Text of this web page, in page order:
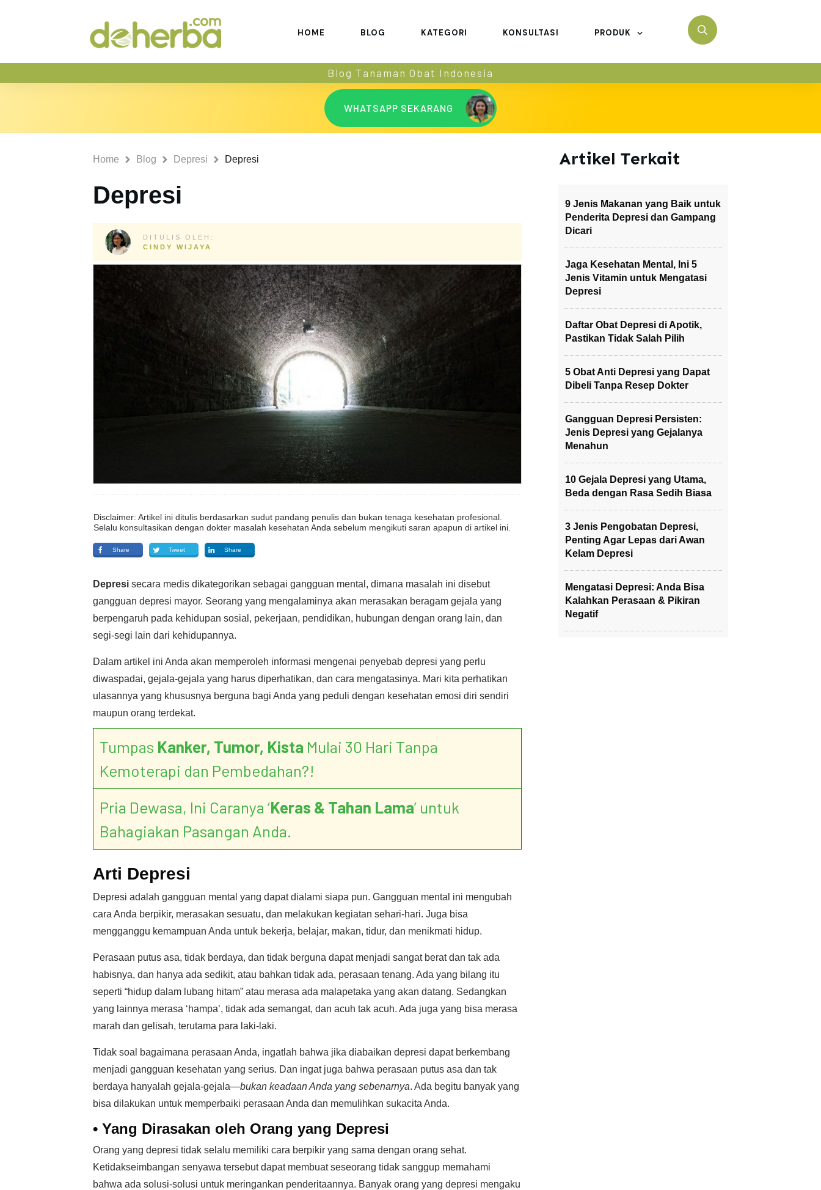
HOME BLOG KATEGORI KONSULTASI PRODUK
Blog Tanaman Obat Indonesia
WHATSAPP SEKARANG
Home Blog Depresi Depresi
Depresi
DITULIS OLEH:
CINDY WIJAYA
Disclaimer: Artikel ini ditulis berdasarkan sudut pandang penulis dan bukan tenaga kesehatan profesional.
Selalu konsultasikan dengan dokter masalah kesehatan Anda sebelum mengikuti saran apapun di artikel ini.
Share Tweet Share
Depresi secara medis dikategorikan sebagai gangguan mental, dimana masalah ini disebut
gangguan depresi mayor. Seorang yang mengalaminya akan merasakan beragam gejala yang
berpengaruh pada kehidupan sosial, pekerjaan, pendidikan, hubungan dengan orang lain, dan
segi-segi lain dari kehidupannya.
Dalam artikel ini Anda akan memperoleh informasi mengenai penyebab depresi yang perlu
diwaspadai, gejala-gejala yang harus diperhatikan, dan cara mengatasinya. Mari kita perhatikan
ulasannya yang khususnya berguna bagi Anda yang peduli dengan kesehatan emosi diri sendiri
maupun orang terdekat.
Tumpas Kanker, Tumor, Kista Mulai 30 Hari Tanpa
Kemoterapi dan Pembedahan?!
Pria Dewasa, Ini Caranya ‘Keras & Tahan Lama’ untuk
Bahagiakan Pasangan Anda.
Arti Depresi
Depresi adalah gangguan mental yang dapat dialami siapa pun. Gangguan mental ini mengubah
cara Anda berpikir, merasakan sesuatu, dan melakukan kegiatan sehari-hari. Juga bisa
mengganggu kemampuan Anda untuk bekerja, belajar, makan, tidur, dan menikmati hidup.
Perasaan putus asa, tidak berdaya, dan tidak berguna dapat menjadi sangat berat dan tak ada
habisnya, dan hanya ada sedikit, atau bahkan tidak ada, perasaan tenang. Ada yang bilang itu
seperti “hidup dalam lubang hitam” atau merasa ada malapetaka yang akan datang. Sedangkan
yang lainnya merasa ‘hampa’, tidak ada semangat, dan acuh tak acuh. Ada juga yang bisa merasa
marah dan gelisah, terutama para laki-laki.
Tidak soal bagaimana perasaan Anda, ingatlah bahwa jika diabaikan depresi dapat berkembang
menjadi gangguan kesehatan yang serius. Dan ingat juga bahwa perasaan putus asa dan tak
berdaya hanyalah gejala-gejala—bukan keadaan Anda yang sebenarnya. Ada begitu banyak yang
bisa dilakukan untuk memperbaiki perasaan Anda dan memulihkan sukacita Anda.
• Yang Dirasakan oleh Orang yang Depresi
Orang yang depresi tidak selalu memiliki cara berpikir yang sama dengan orang sehat.
Ketidakseimbangan senyawa tersebut dapat membuat seseorang tidak sanggup memahami
bahwa ada solusi-solusi untuk meringankan penderitaannya. Banyak orang yang depresi mengaku
Artikel Terkait
9 Jenis Makanan yang Baik untuk
Penderita Depresi dan Gampang
Dicari
Jaga Kesehatan Mental, Ini 5
Jenis Vitamin untuk Mengatasi
Depresi
Daftar Obat Depresi di Apotik,
Pastikan Tidak Salah Pilih
5 Obat Anti Depresi yang Dapat
Dibeli Tanpa Resep Dokter
Gangguan Depresi Persisten:
Jenis Depresi yang Gejalanya
Menahun
10 Gejala Depresi yang Utama,
Beda dengan Rasa Sedih Biasa
3 Jenis Pengobatan Depresi,
Penting Agar Lepas dari Awan
Kelam Depresi
Mengatasi Depresi: Anda Bisa
Kalahkan Perasaan & Pikiran
Negatif